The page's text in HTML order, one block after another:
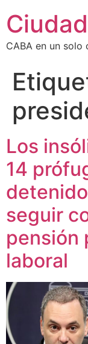
CABA en un solo
Los
14
seguir
pensión
laboral